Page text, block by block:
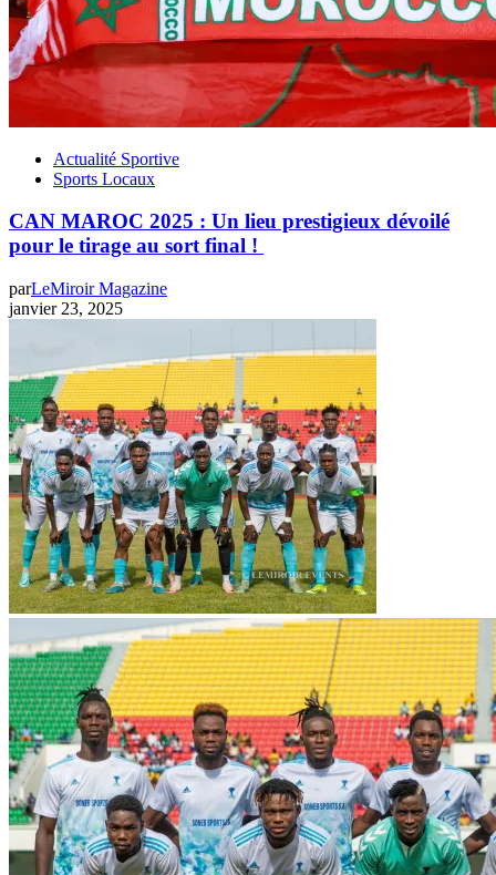
Actualité Sportive
Sports Locaux
CAN MAROC 2025 : Un lieu prestigieux dévoilé
pour le tirage au sort final !
parLeMiroir Magazine
janvier 23, 2025